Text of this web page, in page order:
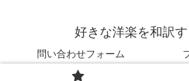
好きな洋楽を和訳
問い合わせフォーム
© 2025 好きな洋楽を和